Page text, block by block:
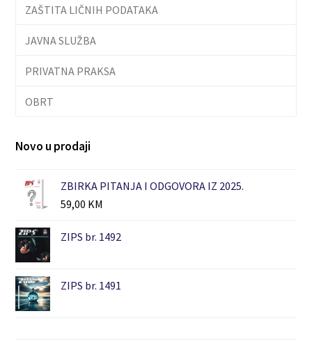
ZAŠTITA LIČNIH PODATAKA
JAVNA SLUŽBA
PRIVATNA PRAKSA
OBRT
Novo u prodaji
ZBIRKA PITANJA I ODGOVORA IZ 2025.
59,00 KM
ZIPS br. 1492
ZIPS br. 1491